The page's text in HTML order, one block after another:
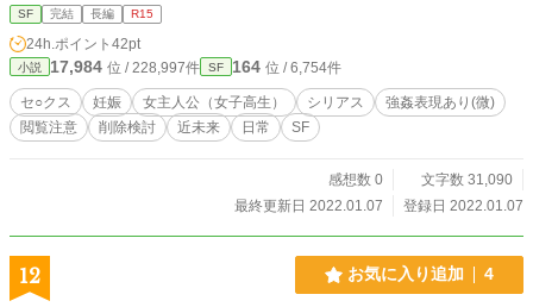
すじと本編の妊娠シーンです。（リゼロが見たい方はブラバ
して、長月達平で検索してください！） ◆◇【あらすじ】◇
◆ 世界中に突如、謎の黒い箱が出現した。 それは大きさ三〇
立法センチほど。 宛名も差出人もなく、ただ『開けないで
ね』とだけ書かれている。 ある箱は公園のベンチの上に置か
れ、別の箱は浜辺に流れ着き、また別の箱は普通にポストに
届いたりした。 箱を開けるとその中には、気持ちがいいこと
子高生が子作りと子育てをするお話。 ◆◇【妊娠】◇◆ 男は
白いシーツがかかったベッドを指差し、私にこう言った。
た。 「嬢ちゃんはベッドでの経験はあるのか？」 私は首を横
SF 完結 長編 R15
24h.ポイント 42pt
小説 17,984 位 / 228,997件 SF 164 位 / 6,754件
セ○クス 妊娠 女主人公（女子高生） シリアス
強姦表現あり(微)
閲覧注意
削除検討 近未来 日常 SF
感想数 0
文字数 31,090
最終更新日 2022.01.07
登録日 2022.01.07
12 お気に入り追加 4